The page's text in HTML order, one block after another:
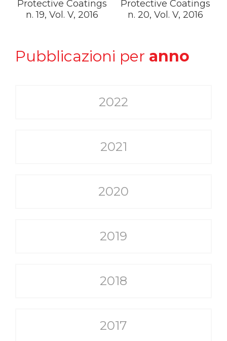
Protective Coatings
n. 19, Vol. V, 2016
Protective Coatings
n. 20, Vol. V, 2016
Pubblicazioni per anno
2022
2021
2020
2019
2018
2017